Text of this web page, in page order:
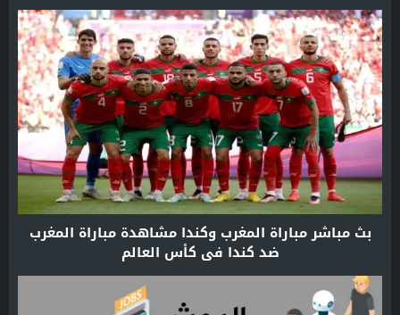
بث مباشر مباراة المغرب وكندا مشاهدة مباراة المغرب
ضد كندا في كأس العالم